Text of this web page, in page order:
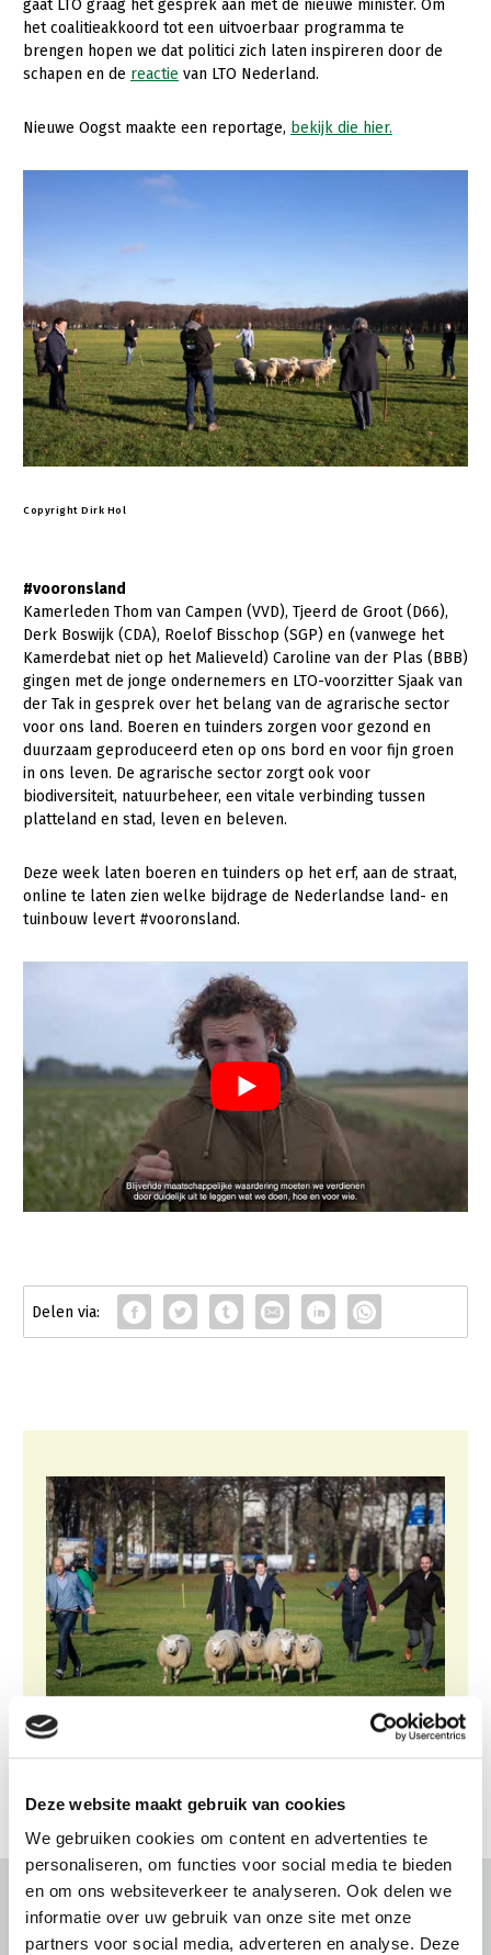
Deze website maakt gebruik van cookies
We gebruiken cookies om content en advertenties te
personaliseren, om functies voor social media te bieden
en om ons websiteverkeer te analyseren. Ook delen we
informatie over uw gebruik van onze site met onze
partners voor social media, adverteren en analyse. Deze
gaat LTO graag het gesprek aan met de nieuwe minister. Om
het coalitieakkoord tot een uitvoerbaar programma te
brengen hopen we dat politici zich laten inspireren door de
schapen en de reactie van LTO Nederland.
Nieuwe Oogst maakte een reportage, bekijk die hier.
Copyright Dirk Hol
#vooronsland
Kamerleden Thom van Campen (VVD), Tjeerd de Groot (D66),
Derk Boswijk (CDA), Roelof Bisschop (SGP) en (vanwege het
Kamerdebat niet op het Malieveld) Caroline van der Plas (BBB)
gingen met de jonge ondernemers en LTO-voorzitter Sjaak van
der Tak in gesprek over het belang van de agrarische sector
voor ons land. Boeren en tuinders zorgen voor gezond en
duurzaam geproduceerd eten op ons bord en voor fijn groen
in ons leven. De agrarische sector zorgt ook voor
biodiversiteit, natuurbeheer, een vitale verbinding tussen
platteland en stad, leven en beleven.
Deze week laten boeren en tuinders op het erf, aan de straat,
online te laten zien welke bijdrage de Nederlandse land- en
tuinbouw levert #vooronsland.
Gerelateerd nieuws